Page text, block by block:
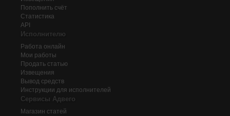
Пополнить счёт
Статистика
API
Исполнителю
Работа онлайн
Мои работы
Продать статью
Извещения
Вывод средств
Инструкции для исполнителей
Сервисы Адвего
Магазин статей